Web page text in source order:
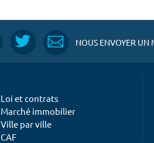
NOUS ENVOYER UN
Loi et contrats
Marché immobilier
Ville par ville
CAF